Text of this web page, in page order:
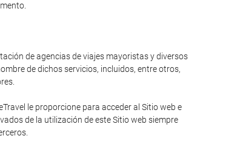
de agencias de viajes mayoristas y diversos
de dichos servicios, incluidos, entre otros,
le proporcione para acceder al Sitio web e
de la utilización de este Sitio web siempre